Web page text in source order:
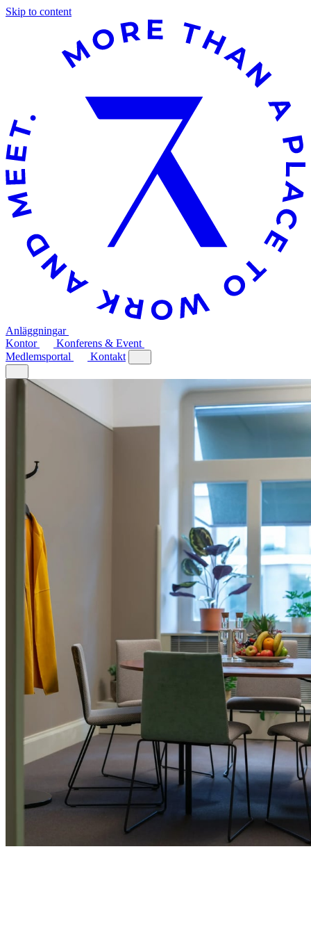
Skip to content
Anläggningar
Kontor
Konferens & Event
Medlemsportal
Kontakt